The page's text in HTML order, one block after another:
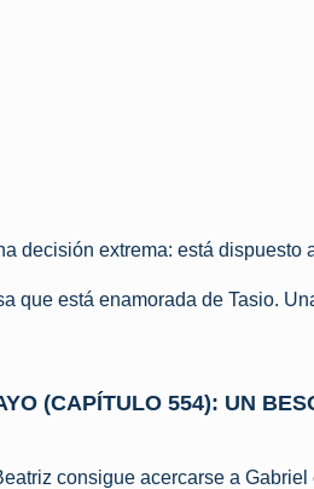
decisión extrema: está dispuesto
que está enamorada de Tasio.
(CAPÍTULO 554): UN
consigue acercarse a